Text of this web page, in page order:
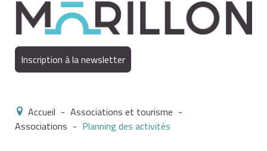
Inscription à la newsletter
Accueil - Associations et tourisme -
Associations - Planning des activités